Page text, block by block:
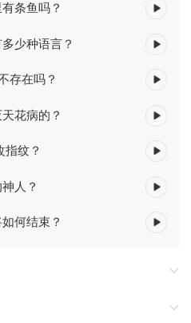
条鱼吗？
少种语言？
存在吗？
花病的？
指纹？
人？
何结束？
学、演化学5大学科带你走进神奇